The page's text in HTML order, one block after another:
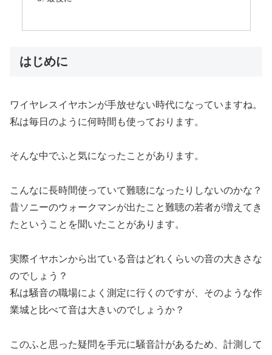
はじめに
ワイヤレスイヤホンが手放せない時代になっていますね。
私は毎日のように何時間も使っております。
そんな中でふと気になったことがあります。
こんなに長時間使っていて難聴になったりしないのかな？
昔ソニーのウォークマンが出たこと難聴の若者が増えてき
たということを聞いたことがあります。
実際イヤホンから出ている音はどれくらいの音の大きさな
のでしょう？
私は騒音の職場によく測定に行くのですが、そのような作
業城と比べて音は大きいのでしょうか？
このふと思った疑問を手元に騒音計があるため、計測して